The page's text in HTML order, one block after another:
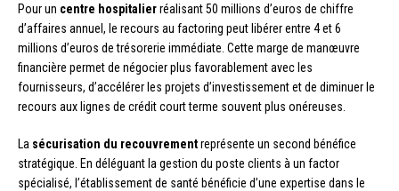
Pour un centre hospitalierréalisant 50 millions d’euros de chiffre
d’affaires annuel, le recours au factoring peut libérer entre 4 et 6
millions d’euros de trésorerie immédiate. Cette marge de manœuvre
financière permet de négocier plus favorablement avec les
fournisseurs, d’accélérer les projets d’investissement et de diminuer le
recours aux lignes de crédit court terme souvent plus onéreuses.
La sécurisation du recouvrementreprésente un second bénéfice
stratégique. En déléguant la gestion du poste clients à un factor
spécialisé, l’établissement de santé bénéficie d’une expertise dans le